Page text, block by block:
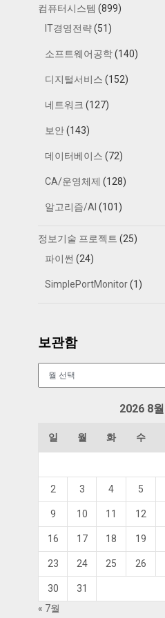
컴퓨터시스템 (899)
IT경영전략(51)
소프트웨어공학(140)
디지털서비스 (152)
네트워크 (127)
보안(143)
데이터베이스 (72)
CA/운영체제 (128)
알고리즘/AI (101)
정보기술 프로젝트 (25)
파이썬 (24)
SimplePortMonitor(1)
보관함
2026 8월
일 월 화 수
2 3 4 5
9 10 11 12
16 17 18 19
23 24 25 26
30
31
« 7월